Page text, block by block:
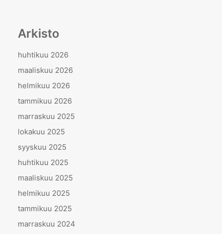
Arkisto
huhtikuu 2026
maaliskuu 2026
helmikuu 2026
tammikuu 2026
marraskuu 2025
lokakuu 2025
syyskuu 2025
huhtikuu 2025
maaliskuu 2025
helmikuu 2025
tammikuu 2025
marraskuu 2024